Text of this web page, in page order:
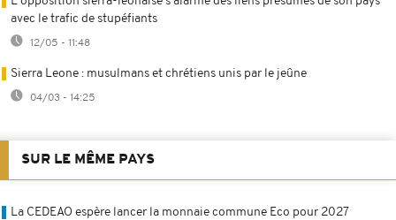
avec le trafic de stupéfiants
12/05 - 11:48
Sierra Leone : musulmans et chrétiens unis par le jeûne
04/03 - 14:25
SUR LE MÊME PAYS
La CEDEAO espère lancer la monnaie commune Eco pour 2027